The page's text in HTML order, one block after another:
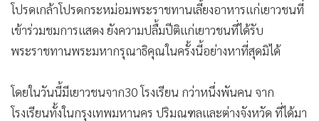
โปรดเกล้าโปรดกระหม่อมพระราชทานเลี้ยงอาหารแก่เยาวชนที่
เข้าร่วมชมการแสดง ยังความปลื้มปีติแก่เยาวชนที่ได้รับ
พระราชทานพระมหากรุณาธิคุณในครั้งนี้อย่างหาที่สุดมิได้
โดยในวันนี้มีเยาวชนจาก30 โรงเรียน กว่าหนึ่งพันคน จาก
โรงเรียนทั้งในกรุงเทพมหานคร ปริมณฑลและต่างจังหวัด ที่ได้มา